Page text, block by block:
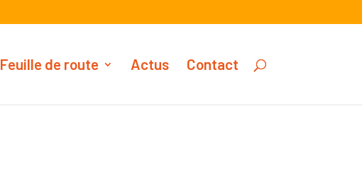
Feuille de route Actus Contact